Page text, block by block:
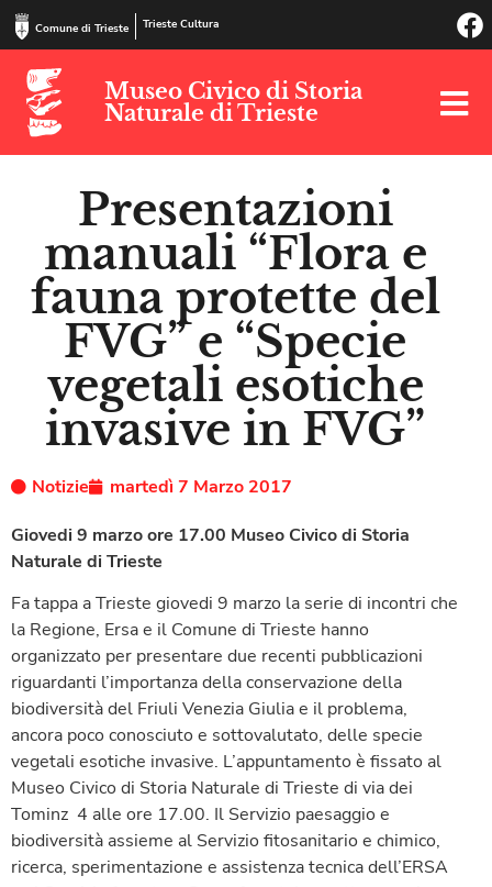
Comune di Trieste Trieste Cultura
Museo Civico di Storia
Naturale di Trieste
Presentazioni
manuali “Flora e
fauna protette del
FVG” e “Specie
vegetali esotiche
invasive in FVG”
Notizie
martedì 7 Marzo 2017
Giovedi 9 marzo ore 17.00 Museo Civico di Storia
Naturale di Trieste
Fa tappa a Trieste giovedi 9 marzo la serie di incontri che
la Regione, Ersa e il Comune di Trieste hanno
organizzato per presentare due recenti pubblicazioni
riguardanti l’importanza della conservazione della
biodiversità del Friuli Venezia Giulia e il problema,
ancora poco conosciuto e sottovalutato, delle specie
vegetali esotiche invasive. L’appuntamento è fissato al
Museo Civico di Storia Naturale di Trieste di via dei
Tominz 4 alle ore 17.00. Il Servizio paesaggio e
biodiversità assieme al Servizio fitosanitario e chimico,
ricerca, sperimentazione e assistenza tecnica dell’ERSA